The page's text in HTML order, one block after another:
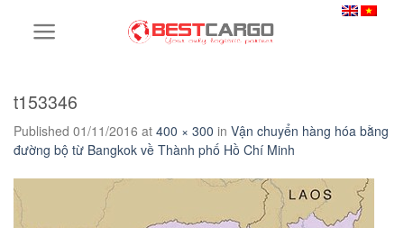
t153346
Published 01/11/2016 at 400 × 300 in Vận chuyển hàng hóa bằng
đường bộ từ Bangkok về Thành phố Hồ Chí Minh